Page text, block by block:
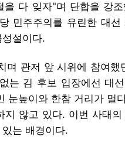
을 다 잊자"며 단합을 강
민주주의를 유린한 대
설이다.
며 관저 앞 시위에 참여했
는 김 후보 입장에선 대
눈높이와 한참 거리가 멀
지 않고 있다. 이번 사태
는 배경이다.